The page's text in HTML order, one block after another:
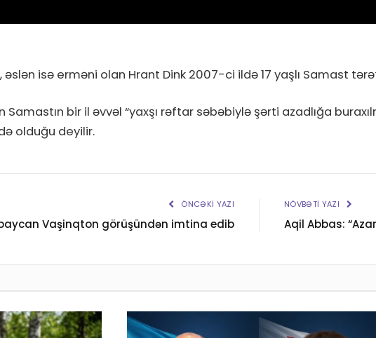
isə erməni olan Hrant Dink 2007-ci ildə 17 yaşlı Samast
Samastın bir il əvvəl “yaxşı rəftar səbəbiylə şərti azadlığa
olduğu deyilir.
ÖNCƏKI YAZI
Vaşinqton görüşündən imtina edib
NÖVBƏTI YAZI
Aqil Abbas: